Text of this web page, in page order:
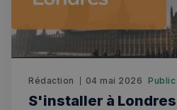
Rédaction 04 mai 2026 Public
S'installer à